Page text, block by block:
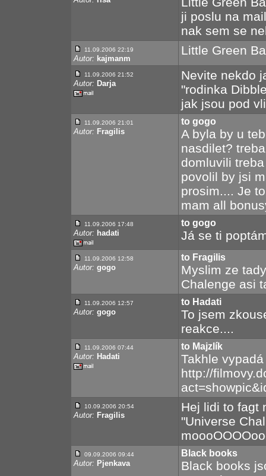
ji poslu na
nak sem se
11.09.2006 22:19
Autor: kajmanm
Little Green
11.09.2006 21:52
Autor: Darja
Nevite nekdo
"rodinka
jak jsou pod
11.09.2006 21:01
Autor: Fragilis
to gogo
A byla by u
nasdilet?
domluvili
povolil by jsi
prosim.... Je
mam all
11.09.2006 17:48
Autor: hadati
to gogo
Já se ti
11.09.2006 12:58
Autor: gogo
to Fragilis
Myslim ze
Chalenge asi
11.09.2006 12:57
Autor: gogo
to Hadati
To jsem
reakce....
11.09.2006 07:44
Autor: Hadati
to Majzlík
Takhle
http://
10.09.2006 20:54
Autor: Fragilis
Hej lidi to fagt
"Universe
09.09.2006 09:44
Autor: Pjenkava
Black books
Black books